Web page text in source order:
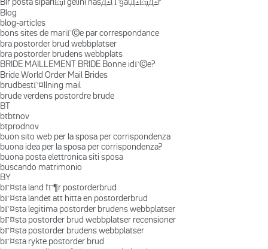
Blog
blog-articles
bons sites de mariГ©e par correspondance
bra postorder brud webbplatser
bra postorder brudens webbplats
BRIDE MAILLEMENT BRIDE Bonne idГ©e?
Bride World Order Mail Brides
brudbestГ¤llning mail
brude verdens postordre brude
BT
btbtnov
btprodnov
buon sito web per la sposa per corrispondenza
buona idea per la sposa per corrispondenza?
buona posta elettronica siti sposa
buscando matrimonio
BY
bГ¤sta land fГ¶r postorderbrud
bГ¤sta landet att hitta en postorderbrud
bГ¤sta legitima postorder brudens webbplatser
bГ¤sta postorder brud webbplatser recensioner
bГ¤sta postorder brudens webbplatser
bГ¤sta rykte postorder brud